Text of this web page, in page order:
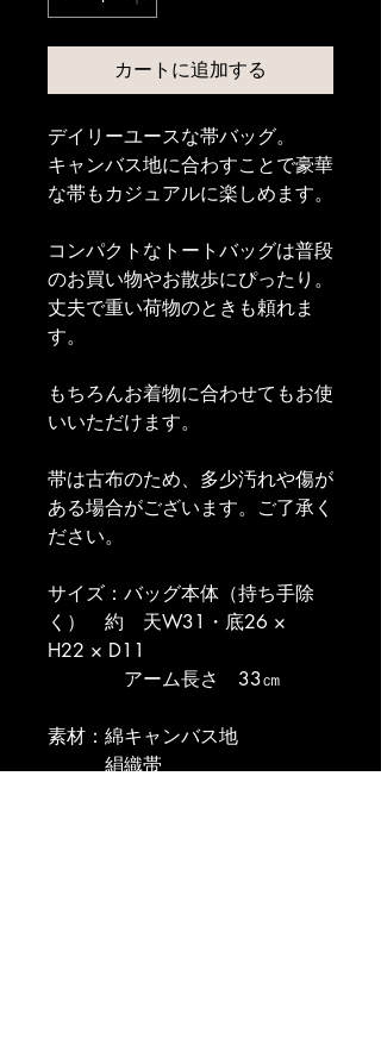
カートに追加する
デイリーユースな帯バッグ。
キャンバス地に合わすことで豪華
な帯もカジュアルに楽しめます。
コンパクトなトートバッグは普段
のお買い物やお散歩にぴったり。
丈夫で重い荷物のときも頼れま
す。
もちろんお着物に合わせてもお使
いいただけます。
帯は古布のため、多少汚れや傷が
ある場合がございます。ご了承く
ださい。
サイズ：バッグ本体（持ち手除
く）　約　天W31・底26 ×
H22 × D11
アーム長さ　33㎝
素材：綿キャンバス地
絹織帯